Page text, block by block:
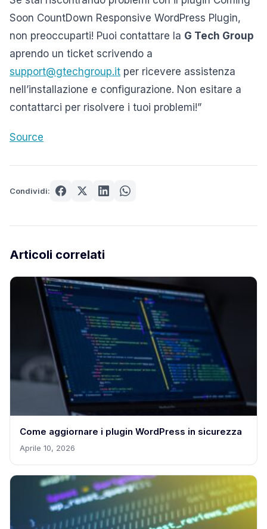
Soon CountDown Responsive WordPress Plugin,
non preoccuparti! Puoi contattare la G Tech Group
aprendo un ticket scrivendo a
support@gtechgroup.it per ricevere assistenza
nell’installazione e configurazione. Non esitare a
contattarci per risolvere i tuoi problemi!”
Source
Condividi:
Articoli correlati
Come aggiornare i plugin WordPress in sicurezza
Aprile 10, 2026